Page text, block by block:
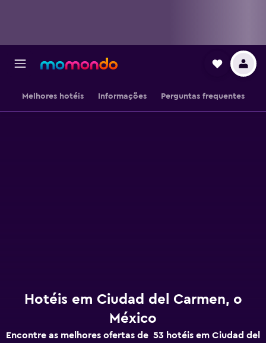
Melhores hotéis Informações Perguntas frequentes
Hotéis em Ciudad del Carmen, o
México
Encontre as melhores ofertas de 53 hotéis em Ciudad del